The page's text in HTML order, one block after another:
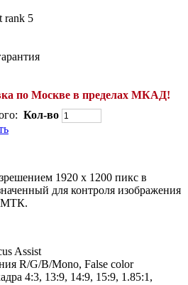
по Москве в пределах МКАД!
Кол-во
1920 х 1200 пикс в
для контроля изображения
Assist
R/G/B/Mono, False color
4:3, 13:9, 14:9, 15:9, 1.85:1,